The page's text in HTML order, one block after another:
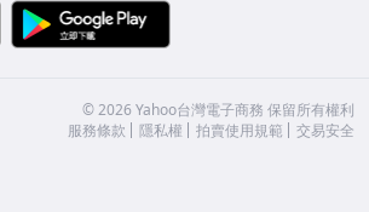
APP Store
©2026 Yahoo台灣電子商務 保留所有權利
服務條款
隱私權 拍賣使用規範 交易安全